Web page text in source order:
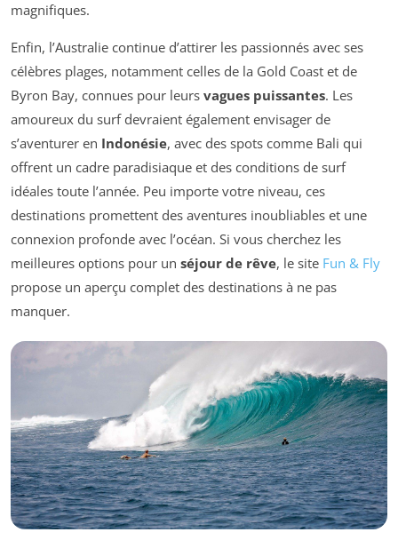
magnifiques.
Enfin, l’Australie continue d’attirer les passionnés avec ses
célèbres plages, notamment celles de la Gold Coast et de
Byron Bay, connues pour leurs vagues puissantes. Les
amoureux du surf devraient également envisager de
s’aventurer en Indonésie, avec des spots comme Bali qui
offrent un cadre paradisiaque et des conditions de surf
idéales toute l’année. Peu importe votre niveau, ces
destinations promettent des aventures inoubliables et une
connexion profonde avec l’océan. Si vous cherchez les
meilleures options pour un séjour de rêve, le site Fun & Fly
propose un aperçu complet des destinations à ne pas
manquer.